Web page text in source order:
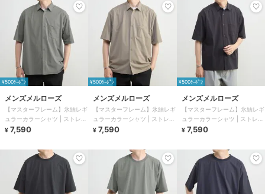
¥500ｸｰﾎﾟﾝ
メンズメルローズ
【マスターフレーム】氷結レギ
ュラーカラーシャツ | ストレッ
チ / 接触冷感
¥ 7,590
¥500ｸｰﾎﾟﾝ
メンズメルローズ
【マスターフレーム】氷結レギ
ュラーカラーシャツ | ストレッ
チ / 接触冷感
¥ 7,590
¥500ｸｰﾎﾟﾝ
メンズメルローズ
【マスターフレーム】氷結レギ
ュラーカラーシャツ | ストレッ
チ / 接触冷感
¥ 7,590